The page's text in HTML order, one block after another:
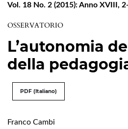
Vol. 18 No. 2 (2015): Anno XVIII,
OSSERVATORIO
L’autonomia
della
PDF (Italiano)
Franco Cambi